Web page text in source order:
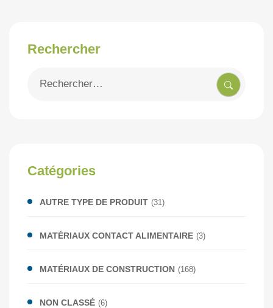
Rechercher
Catégories
AUTRE TYPE DE PRODUIT (31)
MATÉRIAUX CONTACT ALIMENTAIRE (3)
MATÉRIAUX DE CONSTRUCTION (168)
NON CLASSÉ (6)